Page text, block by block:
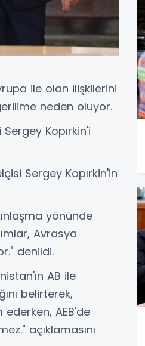
ile olan ilişkilerini
neden oluyor.
Kopırkin'i
Sergey Kopırkin'in
yönünde
Avrasya
denildi.
AB ile
belirterek,
AEB'de
açıklamasını